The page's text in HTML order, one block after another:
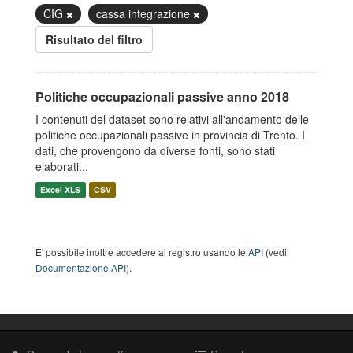
CIG
cassa integrazione
Risultato del filtro
Politiche occupazionali passive anno 2018
I contenuti del dataset sono relativi all'andamento delle
politiche occupazionali passive in provincia di Trento. I
dati, che provengono da diverse fonti, sono stati
elaborati...
Excel XLS CSV
E' possibile inoltre accedere al registro usando le API (vedi
Documentazione API).